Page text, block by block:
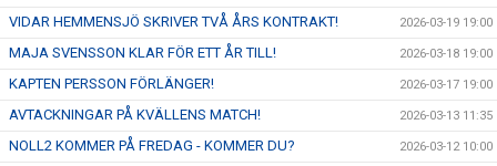
VIDAR HEMMENSJÖ SKRIVER TVÅ ÅRS KONTRAKT! 2026-03-19 19:00
MAJA SVENSSON KLAR FÖR ETT ÅR TILL! 2026-03-18 19:00
KAPTEN PERSSON FÖRLÄNGER! 2026-03-17 19:00
AVTACKNINGAR PÅ KVÄLLENS MATCH! 2026-03-13 11:35
NOLL2 KOMMER PÅ FREDAG - KOMMER DU? 2026-03-12 10:00